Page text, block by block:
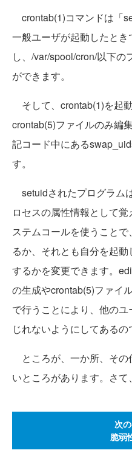
crontab(1)コマンドは「
一般ユーザが起動したと
し、/var/spool/cron/以下の
ができます。
そして、crontab(1)を起
crontab(5)ファイルのみ編
記コード中にある
す。
setuidされたプログラム
ロセスの属性情報として
ステムコールを使うこと
るか、それとも自分を起
するかを変更できます。
の生成やcrontab(5)ファイ
で行うことにより、他の
じれないようにしてあるの
ところが、一か所、その
いところがあります。さて
次
脆弱